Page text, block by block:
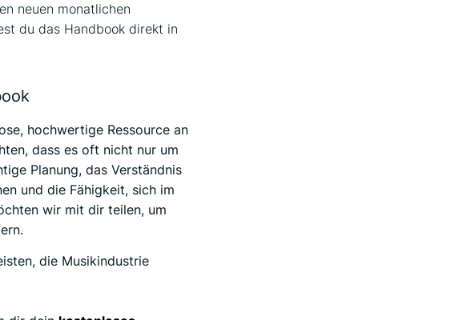
neuen monatlichen
du das Handbook direkt in
hochwertige Ressource an
dass es oft nicht nur um
Planung, das Verständnis
und die Fähigkeit, sich im
wir mit dir teilen, um
die Musikindustrie